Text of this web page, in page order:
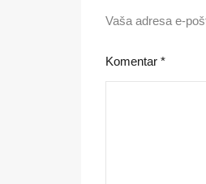
Vaša adresa e-
Komentar *